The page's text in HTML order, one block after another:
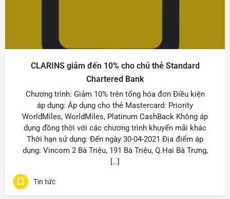
CLARINS giảm đến 10% cho chủ thẻ Standard
Chartered Bank
Chương trình: Giảm 10% trên tổng hóa đơn Điều kiện
áp dụng: Áp dụng cho thẻ Mastercard: Priority
WorldMiles, WorldMiles, Platinum CashBack Không áp
dụng đồng thời với các chương trình khuyến mãi khác
Thời hạn sử dụng: Đến ngày 30-04-2021 Địa điểm áp
dụng: Vincom 2 Bà Triệu, 191 Bà Triệu, Q.Hai Bà Trưng,
[…]
Tin tức